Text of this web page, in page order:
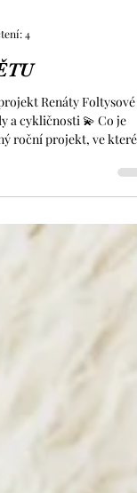
4
Renáty Foltysové
roční projekt, ve
a krása přírody . Každý
📍 Focení
vody, v lesích.🌿 Každá
květina s ní ladí jinak.